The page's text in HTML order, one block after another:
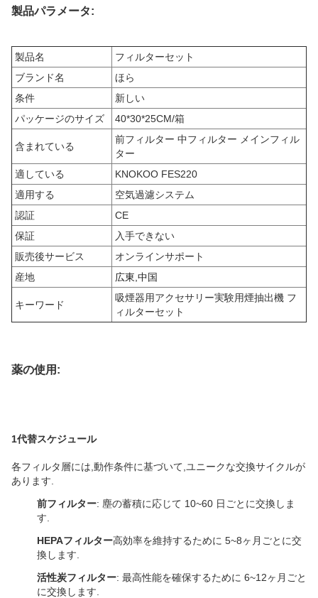
製品パラメータ:
製品名
フィルターセット
ブランド名
ほら
条件
新しい
パッケージのサイズ
40*30*25CM/箱
含まれている
前フィルター 中フィルター メインフィル
ター
適している
KNOKOO FES220
適用する
空気過濾システム
認証
CE
保証
入手できない
販売後サービス
オンラインサポート
産地
広東,中国
キーワード
吸煙器用アクセサリー実験用煙抽出機 フ
ィルターセット
薬の使用:
1代替スケジュール
各フィルタ層には,動作条件に基づいて,ユニークな交換サイクルが
あります.
前フィルター: 塵の蓄積に応じて 10~60 日ごとに交換しま
す.
HEPAフィルター高効率を維持するために 5~8ヶ月ごとに交
換します.
活性炭フィルター: 最高性能を確保するために 6~12ヶ月ごと
に交換します.